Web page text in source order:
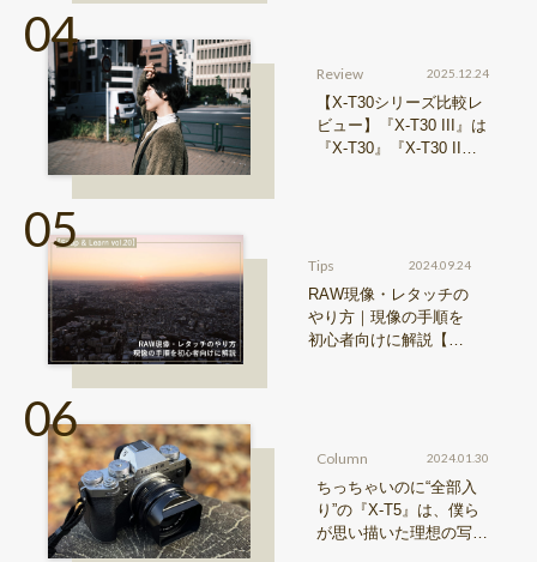
Review 2025.12.24
【X-T30シリーズ比較レ
ビュー】『X-T30 III』は
『X-T30』『X-T30 II』
Tips 2024.09.24
RAW現像・レタッチの
やり方｜現像の手順を
初心者向けに解説【Sn
Column 2024.01.30
ちっちゃいのに“全部入
り”の『X-T5』は、僕ら
が思い描いた理想の写真